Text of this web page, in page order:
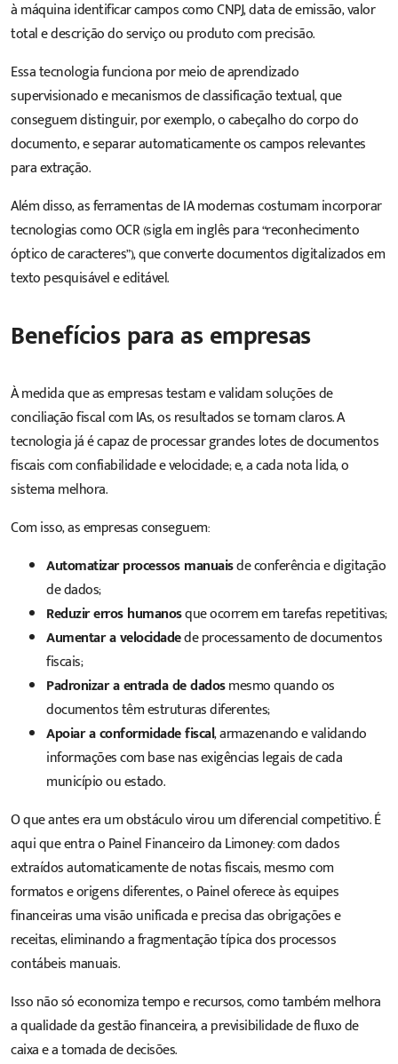
à máquina identificar campos como CNPJ, data de emissão, valor
total e descrição do serviço ou produto com precisão.
Essa tecnologia funciona por meio de aprendizado
supervisionado e mecanismos de classificação textual, que
conseguem distinguir, por exemplo, o cabeçalho do corpo do
documento, e separar automaticamente os campos relevantes
para extração.
Além disso, as ferramentas de IA modernas costumam incorporar
tecnologias como OCR (sigla em inglês para “reconhecimento
óptico de caracteres”), que converte documentos digitalizados em
texto pesquisável e editável.
Benefícios para as empresas
À medida que as empresas testam e validam soluções de
conciliação fiscal com IAs, os resultados se tornam claros. A
tecnologia já é capaz de processar grandes lotes de documentos
fiscais com confiabilidade e velocidade; e, a cada nota lida, o
sistema melhora.
Com isso, as empresas conseguem:
Automatizar processos manuaisde conferência e digitação
de dados;
Reduzir erros humanosque ocorrem em tarefas repetitivas;
Aumentar a velocidadede processamento de documentos
fiscais;
Padronizar a entrada de dadosmesmo quando os
documentos têm estruturas diferentes;
Apoiar a conformidade fiscal, armazenando e validando
informações com base nas exigências legais de cada
município ou estado.
O que antes era um obstáculo virou um diferencial competitivo. É
aqui que entra oPainel Financeiro da Limoney: com dados
extraídos automaticamente de notas fiscais, mesmo com
formatos e origens diferentes, o Painel oferece às equipes
financeiras uma visão unificada e precisa das obrigações e
receitas, eliminando a fragmentação típica dos processos
contábeis manuais.
Isso não só economiza tempo e recursos, como também melhora
a qualidade da gestão financeira, a previsibilidade de fluxo de
caixa e a tomada de decisões.